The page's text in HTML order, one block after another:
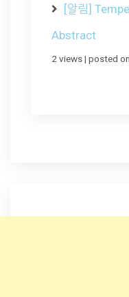
[알림]
Abstract
2 views| posted